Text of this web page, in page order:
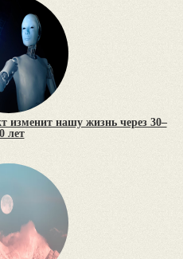
изменит нашу жизнь через 30–
лет